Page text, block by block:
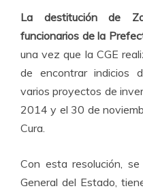
La destitución de
funcionarios de la
una vez que la CGE
de encontrar indicios
varios proyectos de
2014 y el 30 de
Cura.
Con esta resolución,
General del Estado,